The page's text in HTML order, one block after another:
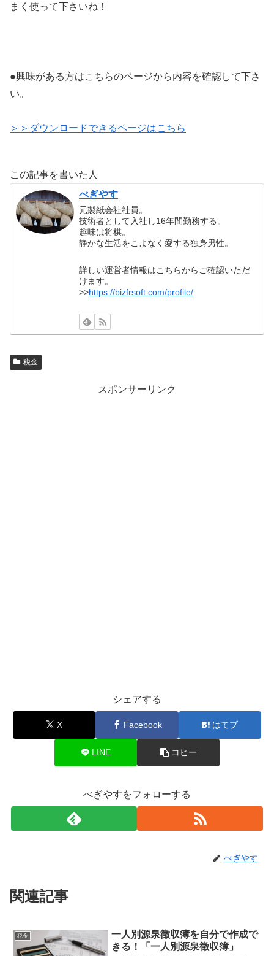
まく使って下さいね！
●興味がある方はこちらのページから内容を確認して下さ
い。
＞＞ダウンロードできるページはこちら
この記事を書いた人
べぎやす
元製紙会社社員。
技術者として入社し16年間勤務する。
趣味は将棋。
静かな生活をこよなく愛する独身男性。
詳しい運営者情報はこちらからご確認いただ
けます。
>>https://bizfrsoft.com/profile/
税金
スポンサーリンク
シェアする
X Facebook はてブ
LINE コピー
べぎやすをフォローする
べぎやす
関連記事
税金
一人別源泉徴収簿を自分で作成で
きる！「一人別源泉徴収簿」